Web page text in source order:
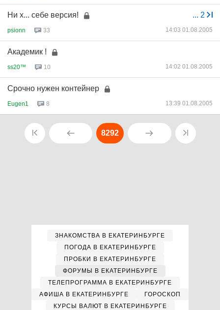
... 2
Ни х... себе версия!
psionn 33 14:03 01.08.2005
Академик !
ss20™ 10 14:02 01.08.2005
Срочно нужен контейнер
Eugen1 8 13:39 01.08.2005
8292
ЗНАКОМСТВА В ЕКАТЕРИНБУРГЕ
ПОГОДА В ЕКАТЕРИНБУРГЕ
ПРОБКИ В ЕКАТЕРИНБУРГЕ
ФОРУМЫ В ЕКАТЕРИНБУРГЕ
ТЕЛЕПРОГРАММА В ЕКАТЕРИНБУРГЕ
АФИША В ЕКАТЕРИНБУРГЕ
ГОРОСКОП
КУРСЫ ВАЛЮТ В ЕКАТЕРИНБУРГЕ